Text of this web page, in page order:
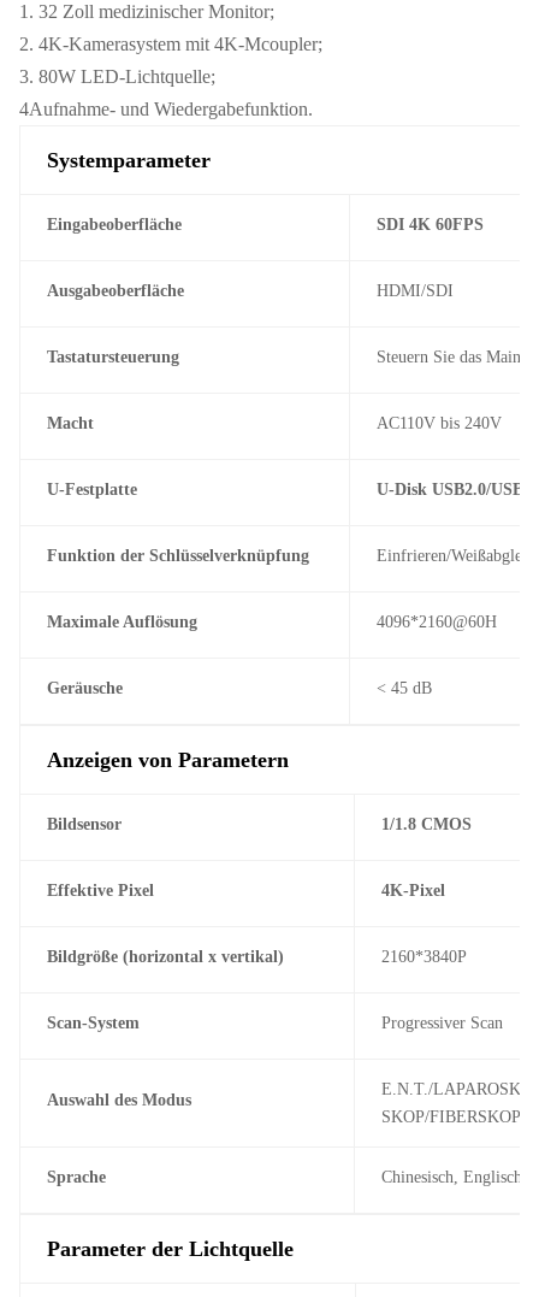
1. 32 Zoll medizinischer Monitor;
2. 4K-Kamerasystem mit 4K-Mcoupler;
3. 80W LED-Lichtquelle;
4Aufnahme- und Wiedergabefunktion.
Systemparameter
Eingabeoberfläche SDI 4K 60FPS
Ausgabeoberfläche HDMI/SDI
Tastatursteuerung Steuern Sie das
Macht AC110V bis 240V
U-Festplatte U-Disk USB2.0/
Funktion der Schlüsselverknüpfung Einfrieren/
Maximale Auflösung 4096*2160@60H
Geräusche < 45 dB
Anzeigen von Parametern
Bildsensor 1/1.8 CMOS
Effektive Pixel 4K-Pixel
Bildgröße (horizontal x vertikal) 2160*3840P
Scan-System Progressiver Scan
Auswahl des Modus
E.N.T./
SKOP/FIBERSKOP/
Sprache Chinesisch, Englisch,
Parameter der Lichtquelle